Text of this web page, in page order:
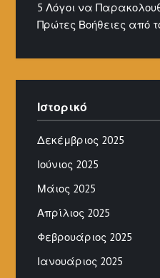
5 Λόγοι να
Πρώτες Βοήθειες από
Ιστορικό
Δεκέμβριος 2025
Ιούνιος 2025
Μάιος 2025
Απρίλιος 2025
Φεβρουάριος 2025
Ιανουάριος 2025